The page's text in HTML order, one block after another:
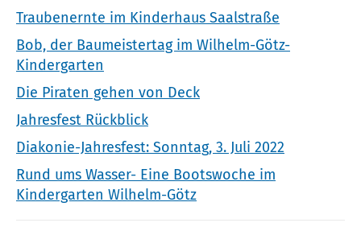
Traubenernte im Kinderhaus Saalstraße
Bob, der Baumeistertag im Wilhelm-Götz-
Kindergarten
Die Piraten gehen von Deck
Jahresfest Rückblick
Diakonie-Jahresfest: Sonntag, 3. Juli 2022
Rund ums Wasser- Eine Bootswoche im
Kindergarten Wilhelm-Götz